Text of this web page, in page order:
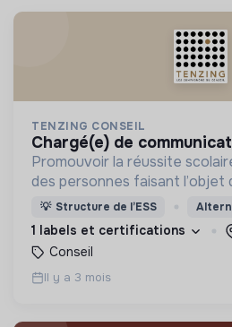
TENZING CONSEIL
chargé(e) de
Promouvoir la réussite
des personnes faisant l’objet
💡 Structure de l’ESS
1 labels et certifications
Conseil
Il y a 3 mois